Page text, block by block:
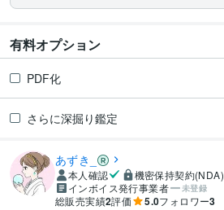
有料オプション
PDF化
さらに深掘り鑑定
あずき_
本人確認
機密保持契約(NDA)
インボイス発行事業者
未登録
総販売実績2評価 5.0フォロワー3